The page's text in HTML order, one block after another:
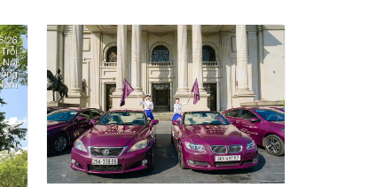
Dự Án Roadshow Quảng Bá
Khu Nghỉ Dưỡng Cao Cấp Mey
Retreat Bãi Lữ Tại Nghệ An